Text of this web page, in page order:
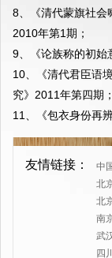
8、《清代蒙旗社会
2010年第1期；
9、《论族称的初始
10、《清代君臣语
究》2011年第四期；
11、《包衣身份再
友情链接： 中
北
北
南
武
四